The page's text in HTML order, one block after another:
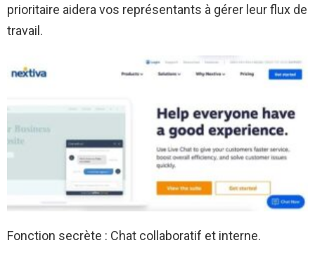
prioritaire aidera vos représentants à gérer leur flux de
travail.
Fonction secrète : Chat collaboratif et interne.